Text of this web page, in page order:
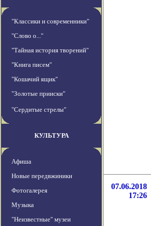
"Классики и современники"
"Слово о..."
"Тайная история творений"
"Книга писем"
"Кошачий ящик"
"Золотые прииски"
"Сердитые стрелы"
КУЛЬТУРА
Афиша
Новые передвжиники
Фотогалерея
Музыка
"Неизвестные" музеи
07.06.2018
17:26